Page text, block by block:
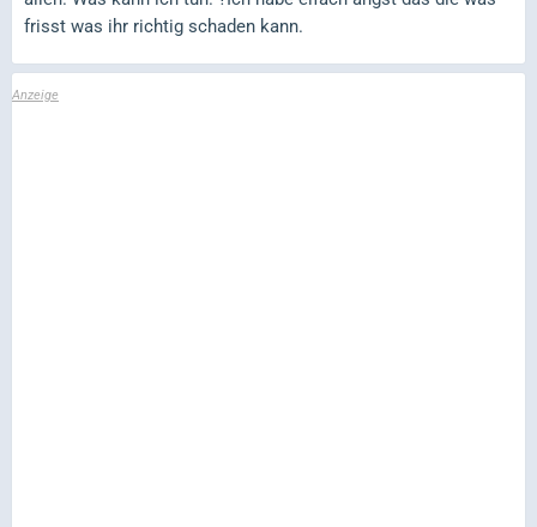
frisst was ihr richtig schaden kann.